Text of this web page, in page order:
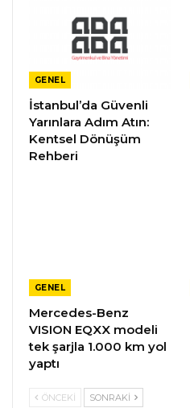
GENEL
İstanbul’da Güvenli
Yarınlara Adım Atın:
Kentsel Dönüşüm
Rehberi
GENEL
Mercedes-Benz
VISION EQXX modeli
tek şarjla 1.000 km yol
yaptı
ÖNCEKI SONRAKI